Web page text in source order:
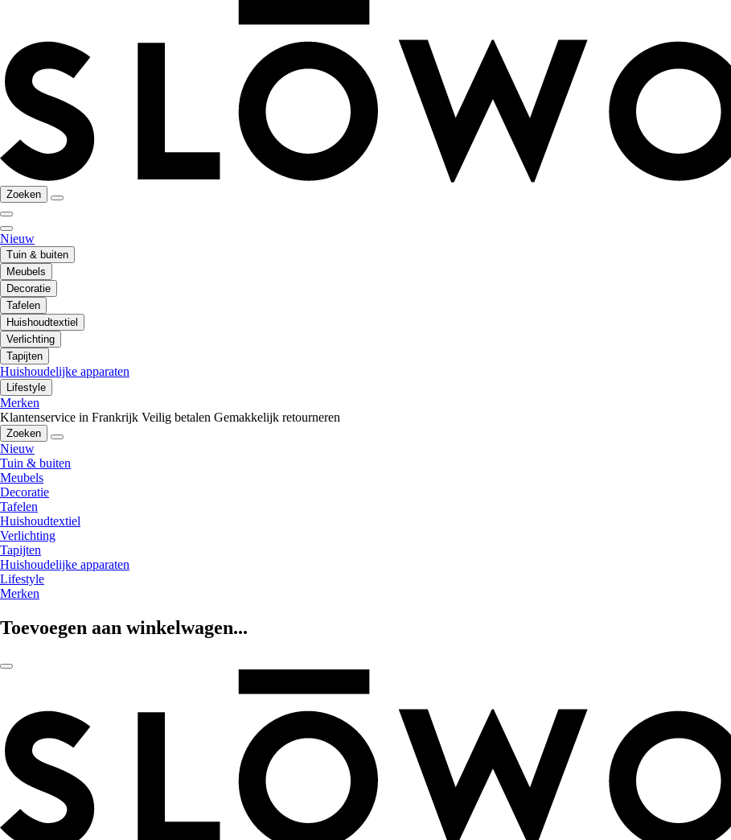
Zoeken
Nieuw
Tuin & buiten
Meubels
Decoratie
Tafelen
Huishoudtextiel
Verlichting
Tapijten
Huishoudelijke apparaten
Lifestyle
Merken
Klantenservice in Frankrijk Veilig betalen Gemakkelijk retourneren
Zoeken
Nieuw
Tuin & buiten
Meubels
Decoratie
Tafelen
Huishoudtextiel
Verlichting
Tapijten
Huishoudelijke apparaten
Lifestyle
Merken
Toevoegen aan winkelwagen...